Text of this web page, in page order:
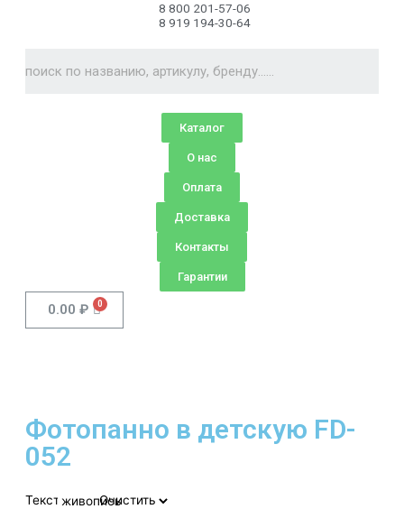
8 800 201-57-06
8 919 194-30-64
Каталог
О нас
Оплата
Доставка
Контакты
Гарантии
0.00 ₽
Фотопанно в детскую FD-
052
Текстура Очистить